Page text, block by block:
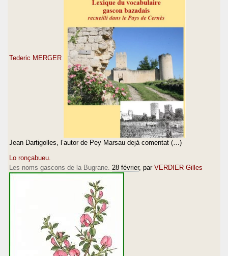
Tederic MERGER
Jean Dartigolles, l’autor de Pey Marsau dejà comentat (…)
Lo ronçabueu.
Les noms gascons de la Bugrane. 28 février, par VERDIER Gilles